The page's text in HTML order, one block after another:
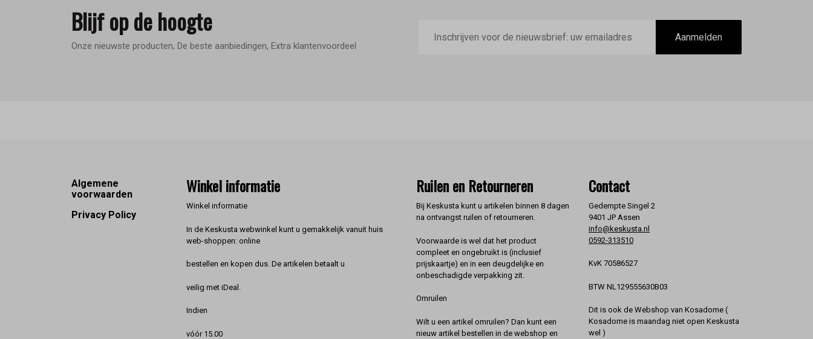
Blijf op de hoogte
Onze nieuwste producten, De beste aanbiedingen, Extra klantenvoordeel
mailadres
Aanmelden
Footer
Algemene
voorwaarden
Privacy Policy
Winkel informatie
Winkel informatie
In de Keskusta webwinkel kunt u gemakkelijk vanuit huis
web-shoppen: online
bestellen en kopen dus. De artikelen betaalt u
veilig met iDeal.
Indien
vóór 15.00
Ruilen en Retourneren
Bij Keskusta kunt u artikelen binnen 8 dagen
na ontvangst ruilen of retourneren.
Voorwaarde is wel dat het product
compleet en ongebruikt is (inclusief
prijskaartje) en in een deugdelijke en
onbeschadigde verpakking zit.
Omruilen
Wilt u een artikel omruilen? Dan kunt een
nieuw artikel bestellen in de webshop en
Contact
Gedempte Singel 2
9401 JP Assen
info@keskusta.nl
0592-313510
KvK 70586527
BTW NL129555630B03
Dit is ook de Webshop van Kosadome (
Kosadome is maandag niet open Keskusta
wel )